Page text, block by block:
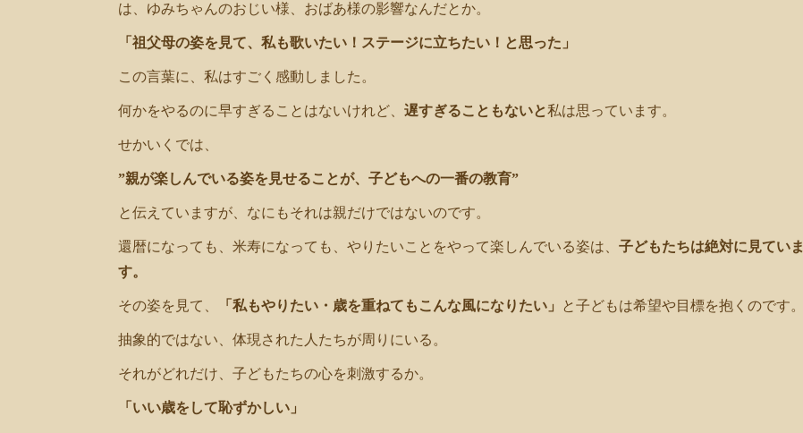
は、ゆみちゃんのおじい様、おばあ様の影響なんだとか。
「祖父母の姿を見て、私も歌いたい！ステージに立ちたい！と思った」
この言葉に、私はすごく感動しました。
何かをやるのに早すぎることはないけれど、 遅すぎることもないと私は思っています。
せかいくでは、
”親が楽しんでいる姿を見せることが、子どもへの一番の教育”
と伝えていますが、なにもそれは親だけではないのです。
還暦になっても、米寿になっても、やりたいことをやって楽しんでいる姿は、 子どもたちは絶対に見ていま
す。
その姿を見て、 「私もやりたい・歳を重ねてもこんな風になりたい」 と子どもは希望や目標を抱くのです。
抽象的ではない、体現された人たちが周りにいる。
それがどれだけ、子どもたちの心を刺激するか。
「いい歳をして恥ずかしい」